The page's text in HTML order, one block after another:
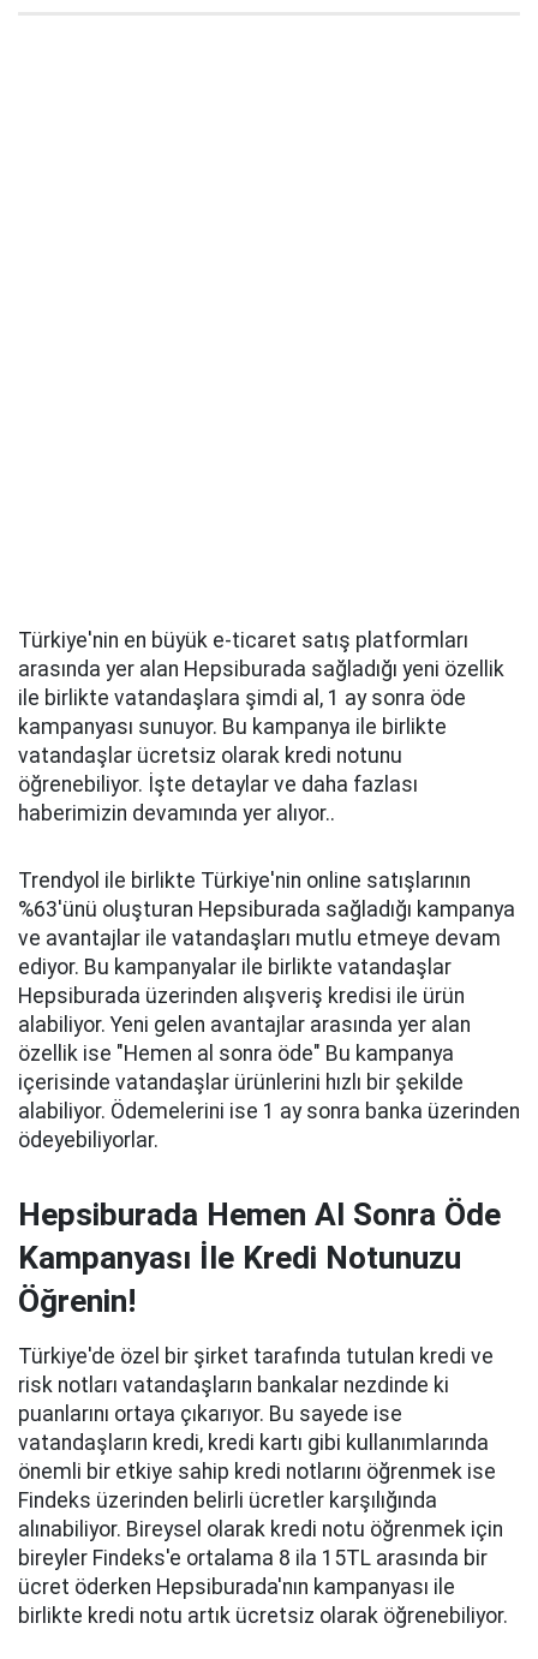
Türkiye'nin en büyük e-ticaret satış platformları
arasında yer alan Hepsiburada sağladığı yeni özellik
ile birlikte vatandaşlara şimdi al, 1 ay sonra öde
kampanyası sunuyor. Bu kampanya ile birlikte
vatandaşlar ücretsiz olarak kredi notunu
öğrenebiliyor. İşte detaylar ve daha fazlası
haberimizin devamında yer alıyor..
Trendyol ile birlikte Türkiye'nin online satışlarının
%63'ünü oluşturan Hepsiburada sağladığı kampanya
ve avantajlar ile vatandaşları mutlu etmeye devam
ediyor. Bu kampanyalar ile birlikte vatandaşlar
Hepsiburada üzerinden alışveriş kredisi ile ürün
alabiliyor. Yeni gelen avantajlar arasında yer alan
özellik ise "Hemen al sonra öde" Bu kampanya
içerisinde vatandaşlar ürünlerini hızlı bir şekilde
alabiliyor. Ödemelerini ise 1 ay sonra banka üzerinden
ödeyebiliyorlar.
Hepsiburada Hemen Al Sonra Öde
Kampanyası İle Kredi Notunuzu
Öğrenin!
Türkiye'de özel bir şirket tarafında tutulan kredi ve
risk notları vatandaşların bankalar nezdinde ki
puanlarını ortaya çıkarıyor. Bu sayede ise
vatandaşların kredi, kredi kartı gibi kullanımlarında
önemli bir etkiye sahip kredi notlarını öğrenmek ise
Findeks üzerinden belirli ücretler karşılığında
alınabiliyor. Bireysel olarak kredi notu öğrenmek için
bireyler Findeks'e ortalama 8 ila 15TL arasında bir
ücret öderken Hepsiburada'nın kampanyası ile
birlikte kredi notu artık ücretsiz olarak öğrenebiliyor.